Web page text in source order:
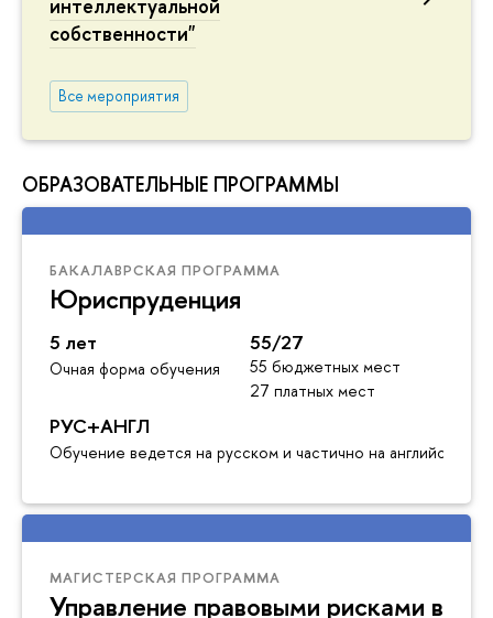
интеллектуальной
собственности"
Все мероприятия
ОБРАЗОВАТЕЛЬНЫЕ ПРОГРАММЫ
БАКАЛАВРСКАЯ ПРОГРАММА
Юриспруденция
5 лет
Очная форма обучения
55/27
55 бюджетных мест
27 платных мест
РУС+АНГЛ
Обучение ведется на русском и частично на английском
МАГИСТЕРСКАЯ ПРОГРАММА
Управление правовыми рисками в